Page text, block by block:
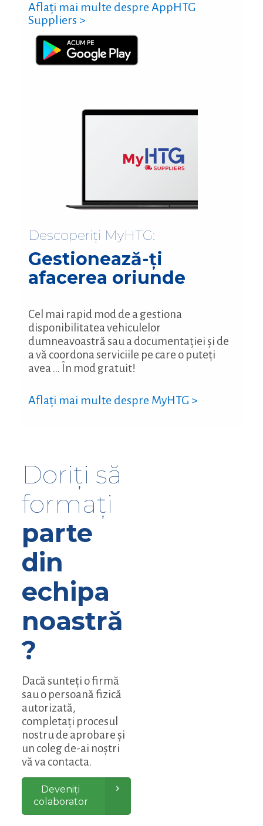
Aflați mai multe despre AppHTG
Suppliers >
Descoperiți MyHTG:
Gestionează-ți
afacerea oriunde
Cel mai rapid mod de a gestiona
disponibilitatea vehiculelor
dumneavoastră sau a documentației și de
a vă coordona serviciile pe care o puteți
avea ... În mod gratuit!
Aflați mai multe despre MyHTG >
Doriți să
formați
parte
din
echipa
noastră
?
Dacă sunteți o firmă
sau o persoană fizică
autorizată,
completați procesul
nostru de aprobare și
un coleg de-ai noștri
vă va contacta.
Deveniți
colaborator